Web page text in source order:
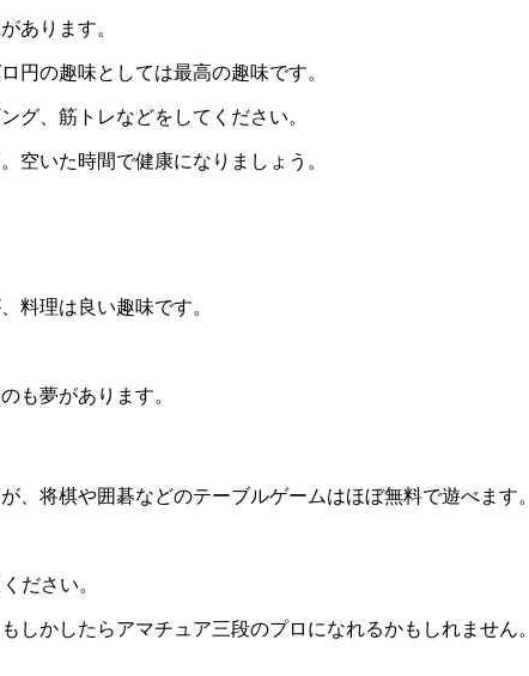
あります。
円の趣味としては最高の趣味です。
グ、筋トレなどをしてください。
空いた時間で健康になりましょう。
料理は良い趣味です。
も夢があります。
将棋や囲碁などのテーブルゲームはほぼ無料で遊べます。
ださい。
かしたらアマチュア三段のプロになれるかもしれません。